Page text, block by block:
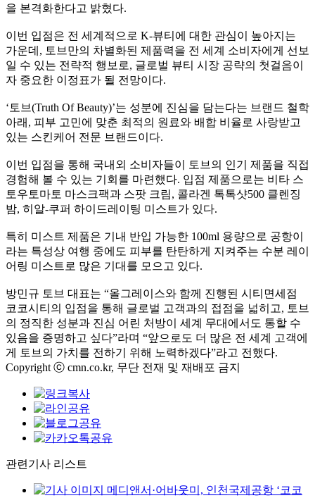
을 본격화한다고 밝혔다.
이번 입점은 전 세계적으로 K-뷰티에 대한 관심이 높아지는
가운데, 토브만의 차별화된 제품력을 전 세계 소비자에게 선보
일 수 있는 전략적 행보로, 글로벌 뷰티 시장 공략의 첫걸음이
자 중요한 이정표가 될 전망이다.
‘토브(Truth Of Beauty)’는 성분에 진심을 담는다는 브랜드 철학
아래, 피부 고민에 맞춘 최적의 원료와 배합 비율로 사랑받고
있는 스킨케어 전문 브랜드이다.
이번 입점을 통해 국내외 소비자들이 토브의 인기 제품을 직접
경험해 볼 수 있는 기회를 마련했다. 입점 제품으로는 비타 스
토우토마토 마스크팩과 스팟 크림, 콜라겐 톡톡샷500 클렌징
밤, 히알-쿠퍼 하이드레이팅 미스트가 있다.
특히 미스트 제품은 기내 반입 가능한 100ml 용량으로 공항이
라는 특성상 여행 중에도 피부를 탄탄하게 지켜주는 수분 레이
어링 미스트로 많은 기대를 모으고 있다.
방민규 토브 대표는 “올그레이스와 함께 진행된 시티면세점
코코시티의 입점을 통해 글로벌 고객과의 접점을 넓히고, 토브
의 정직한 성분과 진심 어린 처방이 세계 무대에서도 통할 수
있음을 증명하고 싶다”라며 “앞으로도 더 많은 전 세계 고객에
게 토브의 가치를 전하기 위해 노력하겠다”라고 전했다.
Copyright ⓒ cmn.co.kr, 무단 전재 및 재배포 금지
관련기사 리스트
메디앤서·어바웃미, 인천국제공항 ‘코코